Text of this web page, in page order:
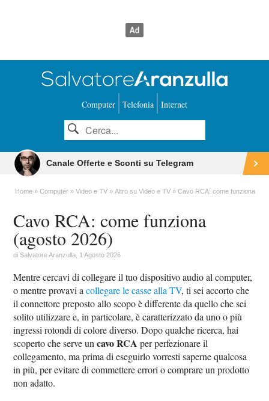
Computer Telefonia Internet
Canale Offerte e Sconti su Telegram
Home Computer Video e TV Altro su Video e TV Cavo RCA: come funziona
Cavo RCA: come funziona
(agosto 2026)
diSalvatore Aranzulla , 1 Agosto 2026
Mentre cercavi di collegare il tuo dispositivo audio al computer,
o mentre provavi acollegare le casse alla TV, ti sei accorto che
il connettore preposto allo scopo è differente da quello che sei
solito utilizzare e, in particolare, è caratterizzato da uno o più
ingressi rotondi di colore diverso. Dopo qualche ricerca, hai
scoperto che serve uncavo RCA per perfezionare il
collegamento, ma prima di eseguirlo vorresti saperne qualcosa
in più, per evitare di commettere errori o comprare un prodotto
non adatto.